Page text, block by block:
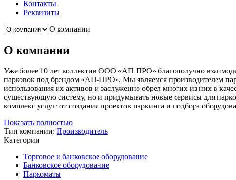
Контакты
Реквизиты
О компании
О компании
Уже более 10 лет коллектив ООО «АП-ПРО» благополучно
парковок под брендом «АП-ПРО». Мы являемся производителем
использования их активов и заслуженно обрел многих из них в
существующую систему, но и придумывать новые сервисы для
комплекс услуг: от создания проектов паркинга и подбора
Показать полностью
Тип компании: Производитель
Категории
Торговое и банковское оборудование
Банковское оборудование
Паркоматы